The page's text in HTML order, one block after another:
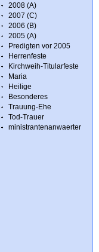
2008 (A)
2007 (C)
2006 (B)
2005 (A)
Predigten vor 2005
Herrenfeste
Kirchweih-Titularfeste
Maria
Heilige
Besonderes
Trauung-Ehe
Tod-Trauer
ministrantenanwaerter